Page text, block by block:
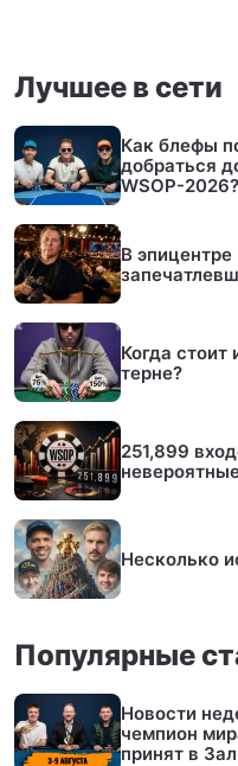
Лучшее в сети
Как блефы
добраться
WSOP-
В
Когда стоит
терне?
251,899
Несколько
Популярные
Новости
чемпион
принят в